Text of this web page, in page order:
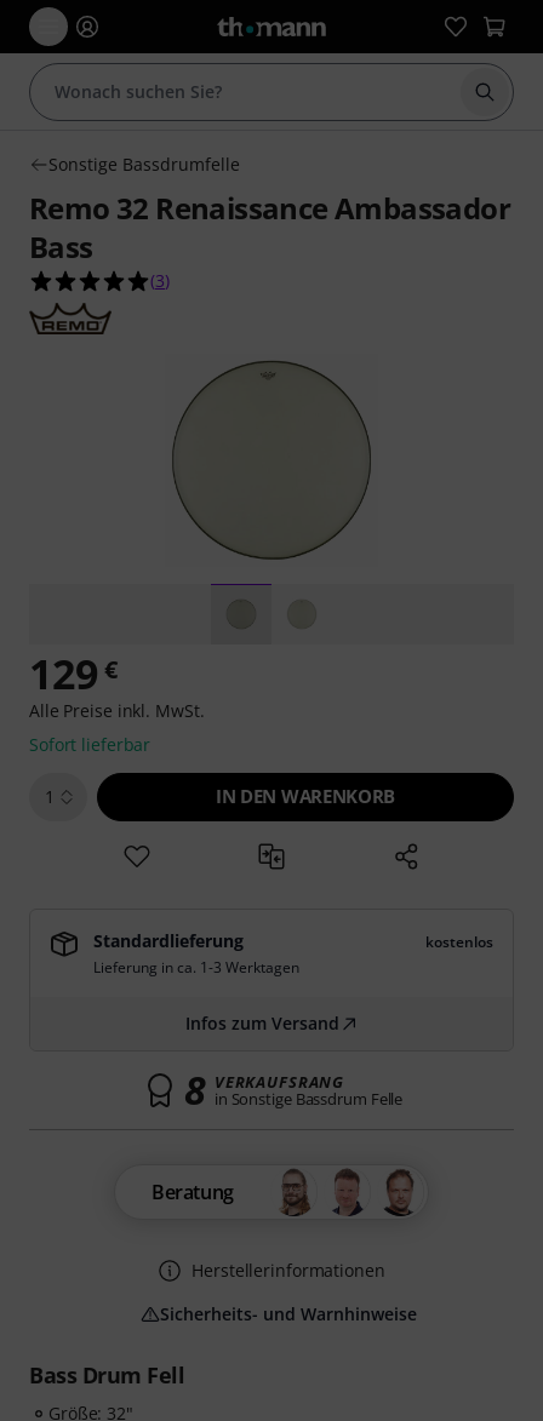
Suche
Sonstige Bassdrumfelle
Remo 32 Renaissance Ambassador
Bass
5.0 von 5 Sternen aus 3 Kundenbewertungen
(3)
Bass Drum Fell
Größe: 32"
129 €
Alle Preise inkl. MwSt.
Sofort lieferbar
1 IN DEN WARENKORB
Standardlieferung
kostenlos
Lieferung in ca. 1-3 Werktagen
Infos zum Versand
8 VERKAUFSRANG
in Sonstige Bassdrum Felle
Beratung
Herstellerinformationen
Sicherheits- und Warnhinweise